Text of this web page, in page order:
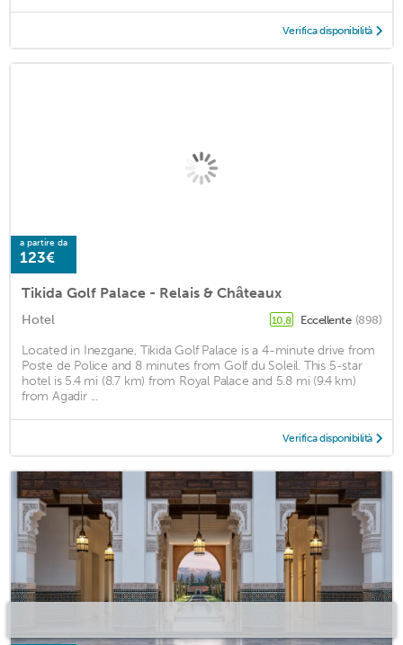
Verifica disponibilità
a partire da
123€
Tikida Golf Palace - Relais & Châteaux
Hotel 10,8 Eccellente (898)
Located in Inezgane, Tikida Golf Palace is a 4-minute drive from
Poste de Police and 8 minutes from Golf du Soleil. This 5-star
hotel is 5.4 mi (8.7 km) from Royal Palace and 5.8 mi (9.4 km)
from Agadir ...
Verifica disponibilità